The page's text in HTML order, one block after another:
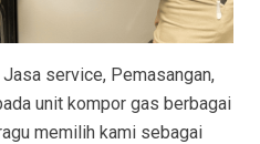
service, Pemasangan,
unit kompor gas berbagai
memilih kami sebagai